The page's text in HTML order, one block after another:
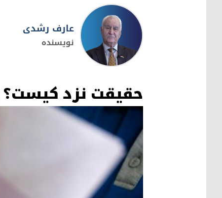
عارف رشدی
عارف رشدی
نویسنده
حقیقت نزد کیست؟